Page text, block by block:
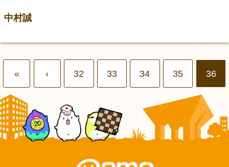
中村誠
« ‹ 32 33 34 35 36